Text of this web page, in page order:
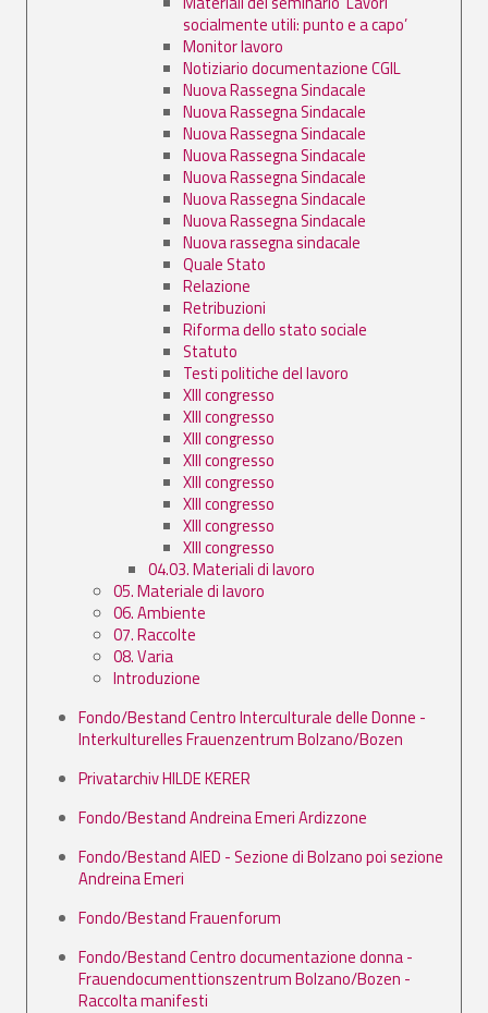
socialmente utili: punto e a capo’
Monitor lavoro
Notiziario documentazione CGIL
Nuova Rassegna Sindacale
Nuova Rassegna Sindacale
Nuova Rassegna Sindacale
Nuova Rassegna Sindacale
Nuova Rassegna Sindacale
Nuova Rassegna Sindacale
Nuova Rassegna Sindacale
Nuova rassegna sindacale
Quale Stato
Relazione
Retribuzioni
Riforma dello stato sociale
Statuto
Testi politiche del lavoro
XIII congresso
XIII congresso
XIII congresso
XIII congresso
XIII congresso
XIII congresso
XIII congresso
XIII congresso
04.03. Materiali di lavoro
05. Materiale di lavoro
06. Ambiente
07. Raccolte
08. Varia
Introduzione
Fondo/Bestand Centro Interculturale delle Donne -
Interkulturelles Frauenzentrum Bolzano/Bozen
Privatarchiv HILDE KERER
Fondo/Bestand Andreina Emeri Ardizzone
Fondo/Bestand AIED - Sezione di Bolzano poi sezione
Andreina Emeri
Fondo/Bestand Frauenforum
Fondo/Bestand Centro documentazione donna -
Frauendocumenttionszentrum Bolzano/Bozen -
Raccolta manifesti